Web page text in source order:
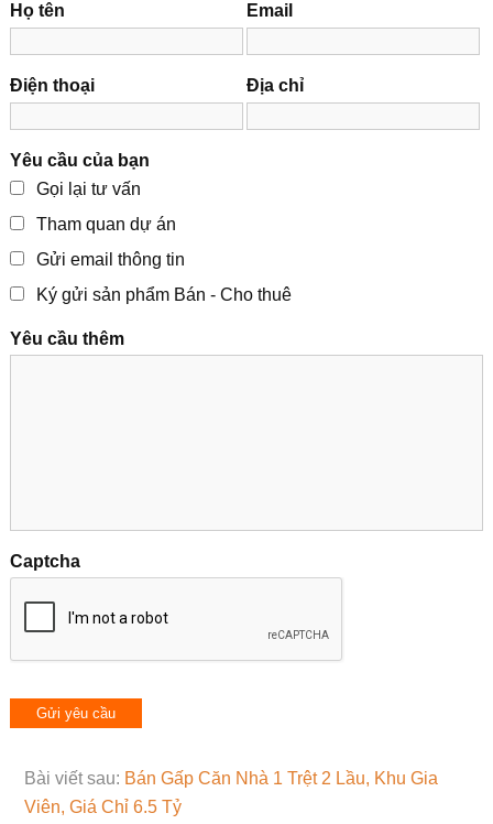
Họ tên Email
Điện thoại Địa chỉ
Yêu cầu của bạn
Gọi lại tư vấn
Tham quan dự án
Gửi email thông tin
Ký gửi sản phẩm Bán - Cho thuê
Yêu cầu thêm
Captcha
Bài viết sau: Bán Gấp Căn Nhà 1 Trệt 2 Lầu, Khu Gia
Viên, Giá Chỉ 6.5 Tỷ